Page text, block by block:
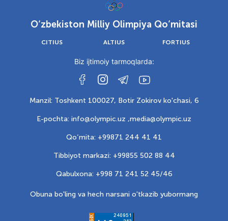
O‘zbekiston Milliy Olimpiya Qo‘mitasi
CITIUS ALTIUS FORTIUS
Biz ijtimoiy tarmoqlarda:
Manzil: Toshkent 100027, Botir Zokirov ko'chasi, 6
E-pochta: info@olympic.uz ,media@olympic.uz
Qo‘mita: +99871 244 41 41
Tibbiyot markazi: +99855 502 88 44
Qabulxona: +998 71 241 52 45/46
Obuna bo'ling va hech narsani o'tkazib yubormang